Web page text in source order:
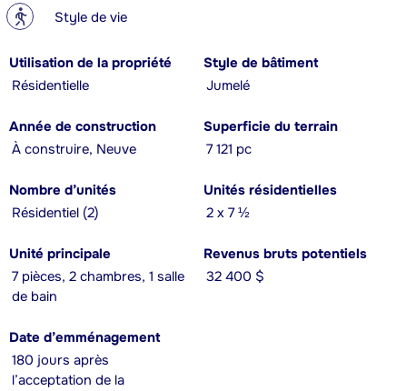
? Style de vie
Utilisation de la propriété
Résidentielle
Style de bâtiment
Jumelé
Année de construction
À construire, Neuve
Superficie du terrain
7 121 pc
Nombre d’unités
Résidentiel (2)
Unités résidentielles
2 x 7 ½
Unité principale
7 pièces, 2 chambres, 1 salle
de bain
Revenus bruts potentiels
32 400 $
Date d’emménagement
180 jours après
l’acceptation de la